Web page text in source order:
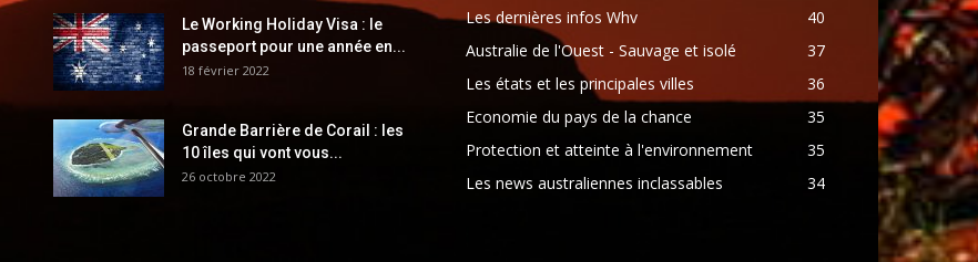
Le Working Holiday Visa : le
passeport pour une année en...
18 février 2022
Grande Barrière de Corail : les
10 îles qui vont vous...
26 octobre 2022
Les dernières infos Whv
40
Australie de l'Ouest - Sauvage et isolé
37
Les états et les principales villes
36
Economie du pays de la chance
35
Protection et atteinte à l'environnement
35
Les news australiennes inclassables
34